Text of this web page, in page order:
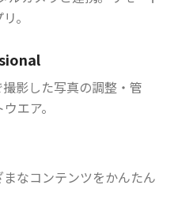
。
影した写真の調整・管
エア。
なコンテンツをかんたん